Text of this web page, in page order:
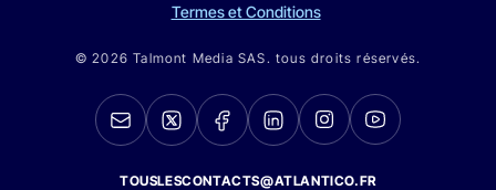
Termes et Conditions
© 2026 Talmont Media SAS. tous droits réservés.
TOUSLESCONTACTS@ATLANTICO.FR